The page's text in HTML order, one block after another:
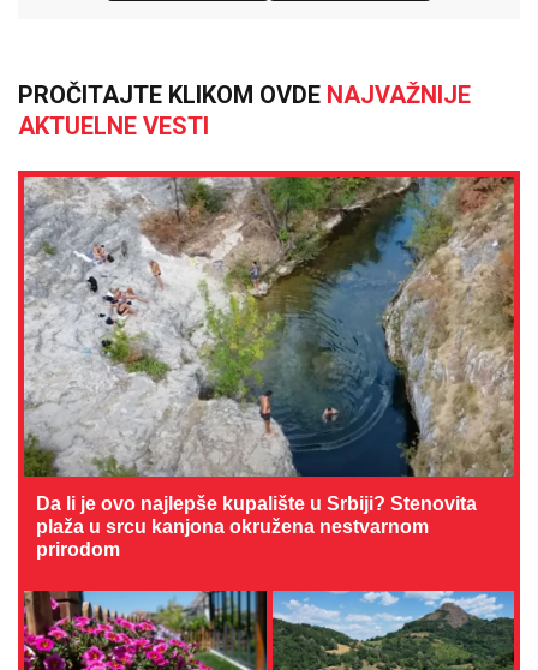
PROČITAJTE KLIKOM OVDE NAJVAŽNIJE
AKTUELNE VESTI
Da li je ovo najlepše kupalište u Srbiji? Stenovita
plaža u srcu kanjona okružena nestvarnom
prirodom